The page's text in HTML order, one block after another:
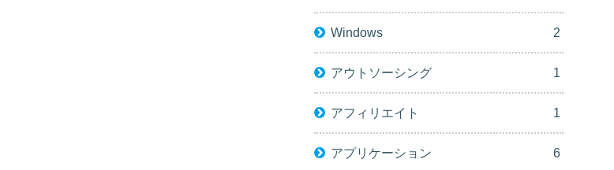
Windows 2
アウトソーシング 1
アフィリエイト 1
アプリケーション 6